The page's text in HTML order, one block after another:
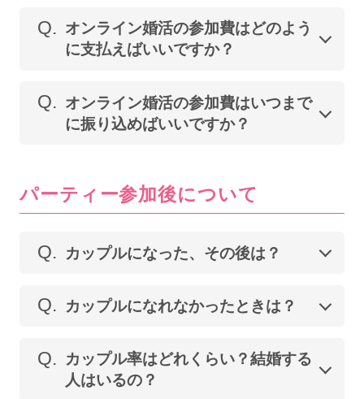
Q. オンライン婚活の参加費はどのよう
に支払えばいいですか？
Q. オンライン婚活の参加費はいつまで
に振り込めばいいですか？
パーティー参加後について
Q. カップルになった、その後は？
Q. カップルになれなかったときは？
Q.
カップル率はどれくらい？結婚する
人はいるの？